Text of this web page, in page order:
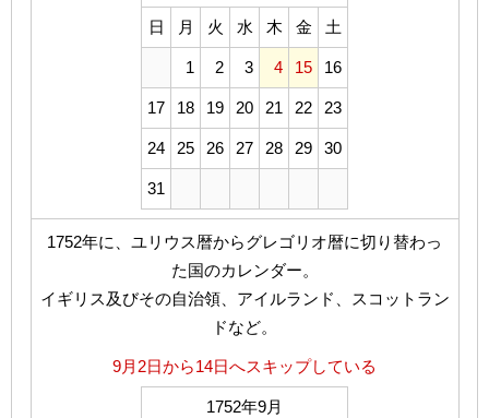
日 月 火 水 木 金 土
1 2 3 4 15 16
17 18 19 20 21 22 23
24 25 26 27 28 29 30
31
1752年に、ユリウス暦からグレゴリオ暦に切り替わっ
た国のカレンダー。
イギリス及びその自治領、アイルランド、スコットラン
ドなど。
9月2日から14日へスキップしている
1752年9月